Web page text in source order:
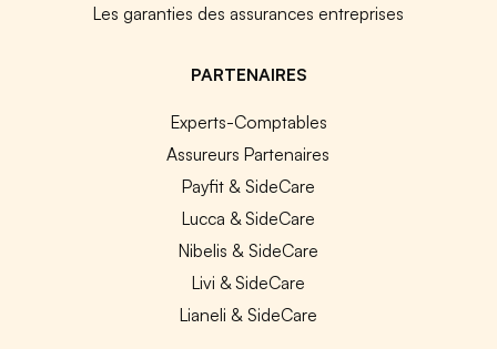
Les garanties des assurances entreprises
PARTENAIRES
Experts-Comptables
Assureurs Partenaires
Payfit & SideCare
Lucca & SideCare
Nibelis & SideCare
Livi & SideCare
Lianeli & SideCare